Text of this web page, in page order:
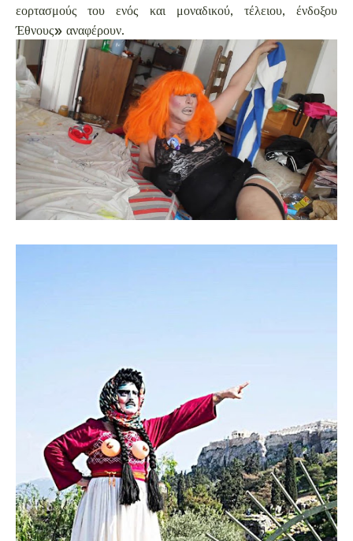
εορτασμούς του ενός και μοναδικού, τέλειου, ένδοξου
Έθνους» αναφέρουν.